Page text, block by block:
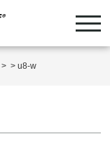
> >u8-w